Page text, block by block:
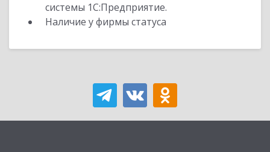
системы 1С:Предприятие.
Наличие у фирмы статуса